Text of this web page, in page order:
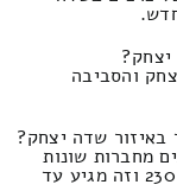
והסביבה
באיזור שדה יצחק?
מחברות שונות
בסיפוח סבלות בעיר שדה יצחק התעריף זהו 230 וזה מגיע עד